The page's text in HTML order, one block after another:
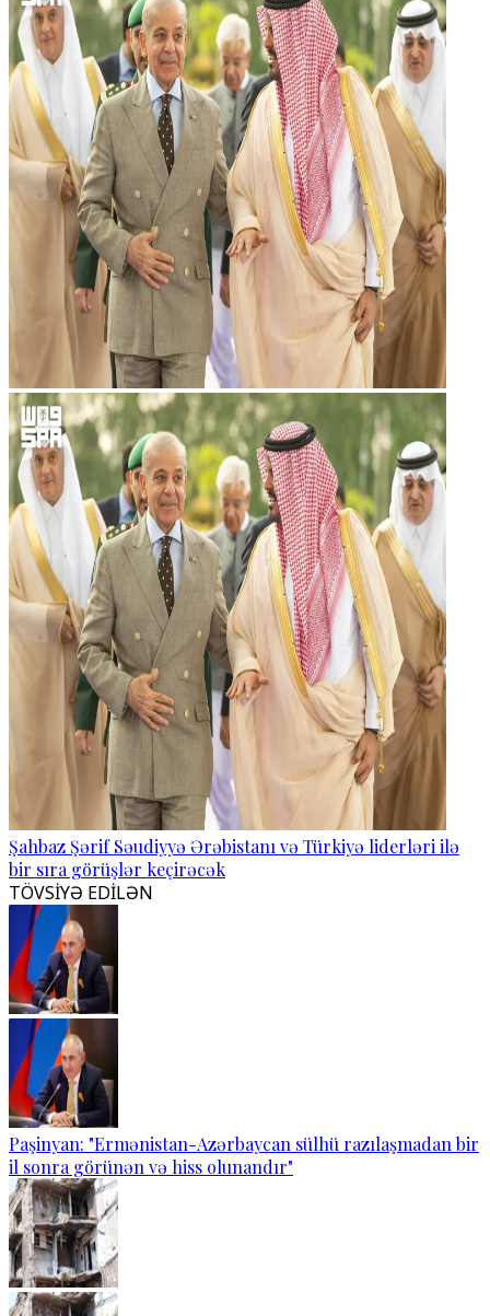
Şahbaz Şərif Səudiyyə Ərəbistanı və Türkiyə liderləri ilə
bir sıra görüşlər keçirəcək
TÖVSİYƏ EDİLƏN
Paşinyan: "Ermənistan-Azərbaycan sülhü razılaşmadan bir
il sonra görünən və hiss olunandır"